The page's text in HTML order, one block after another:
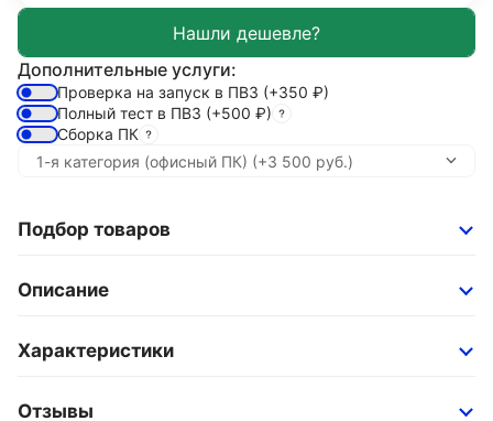
Дополнительные услуги:
Проверка на запуск в ПВЗ (+350 ₽)
Полный тест в ПВЗ (+500 ₽)
Сборка ПК
Подбор товаров
Описание
Характеристики
Отзывы